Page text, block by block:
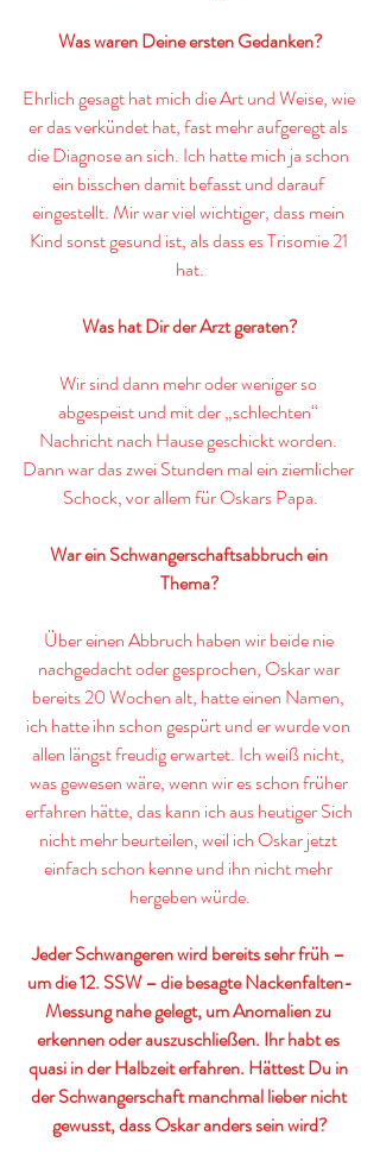
Was waren Deine ersten Gedanken?
Ehrlich gesagt hat mich die Art und Weise, wie
er das verkündet hat, fast mehr aufgeregt als
die Diagnose an sich. Ich hatte mich ja schon
ein bisschen damit befasst und darauf
eingestellt. Mir war viel wichtiger, dass mein
Kind sonst gesund ist, als dass es Trisomie 21
hat.
Was hat Dir der Arzt geraten?
Wir sind dann mehr oder weniger so
abgespeist und mit der „schlechten“
Nachricht nach Hause geschickt worden.
Dann war das zwei Stunden mal ein ziemlicher
Schock, vor allem für Oskars Papa.
War ein Schwangerschaftsabbruch ein
Thema?
Über einen Abbruch haben wir beide nie
nachgedacht oder gesprochen, Oskar war
bereits 20 Wochen alt, hatte einen Namen,
ich hatte ihn schon gespürt und er wurde von
allen längst freudig erwartet. Ich weiß nicht,
was gewesen wäre, wenn wir es schon früher
erfahren hätte, das kann ich aus heutiger Sich
nicht mehr beurteilen, weil ich Oskar jetzt
einfach schon kenne und ihn nicht mehr
hergeben würde.
Jeder Schwangeren wird bereits sehr früh –
um die 12. SSW – die besagte Nackenfalten-
Messung nahe gelegt, um Anomalien zu
erkennen oder auszuschließen. Ihr habt es
quasi in der Halbzeit erfahren. Hättest Du in
der Schwangerschaft manchmal lieber nicht
gewusst, dass Oskar anders sein wird?